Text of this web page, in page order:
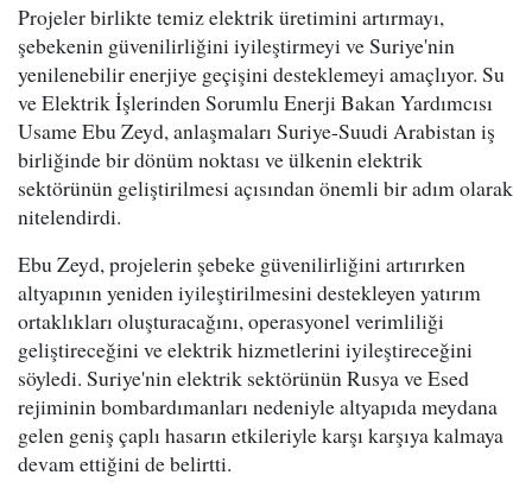
Projeler birlikte temiz elektrik üretimini artırmayı,
şebekenin güvenilirliğini iyileştirmeyi ve Suriye'nin
yenilenebilir enerjiye geçişini desteklemeyi amaçlıyor. Su
ve Elektrik İşlerinden Sorumlu Enerji Bakan Yardımcısı
Usame Ebu Zeyd, anlaşmaları Suriye-Suudi Arabistan iş
birliğinde bir dönüm noktası ve ülkenin elektrik
sektörünün geliştirilmesi açısından önemli bir adım olarak
nitelendirdi.
Ebu Zeyd, projelerin şebeke güvenilirliğini artırırken
altyapının yeniden iyileştirilmesini destekleyen yatırım
ortaklıkları oluşturacağını, operasyonel verimliliği
geliştireceğini ve elektrik hizmetlerini iyileştireceğini
söyledi. Suriye'nin elektrik sektörünün Rusya ve Esed
rejiminin bombardımanları nedeniyle altyapıda meydana
gelen geniş çaplı hasarın etkileriyle karşı karşıya kalmaya
devam ettiğini de belirtti.